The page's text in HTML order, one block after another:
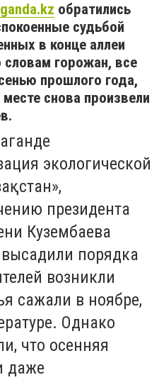
обратились
судьбой
в конце аллеи
словам горожан, все
прошлого года,
снова произвели
экологической
президента
Кузембаева
порядка
возникли
сажали в ноябре,
Однако
что осенняя
даже